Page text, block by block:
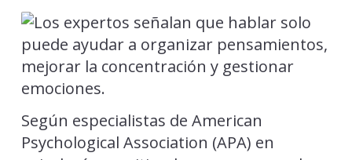
Según especialistas de American
Psychological Association (APA) en